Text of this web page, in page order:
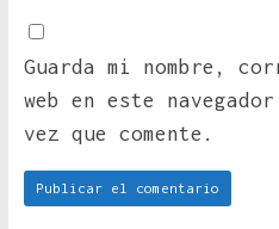
Guarda mi nombre,
web en este
vez que comente.